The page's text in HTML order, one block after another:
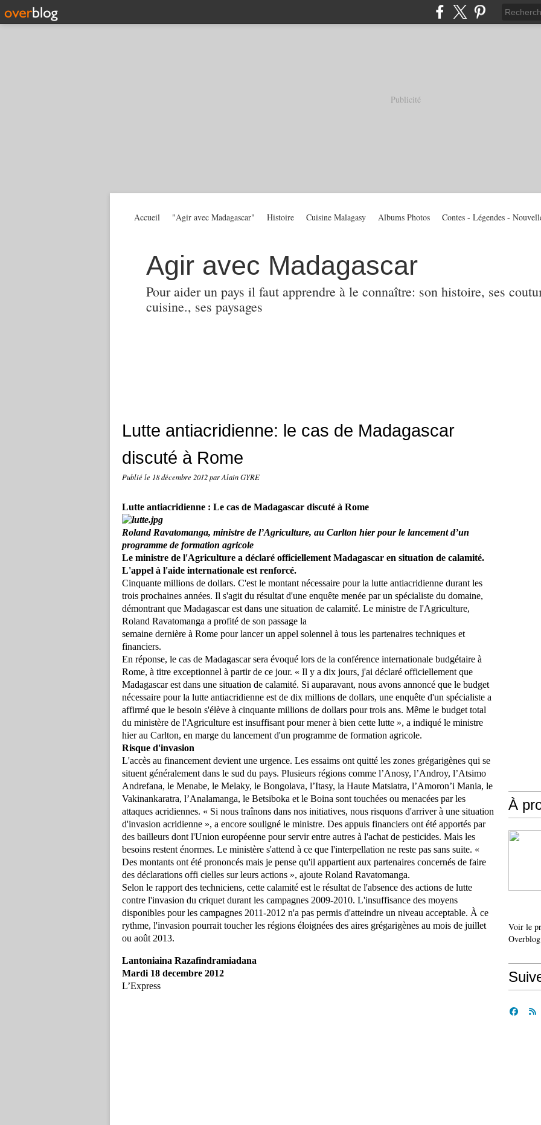
Publicité
Agir avec Madagascar
Pour aider un pays il faut apprendre à le connaître: son histoire, ses
cuisine., ses paysages
Accueil "Agir avec Madagascar" Histoire Cuisine Malagasy Albums Photos Contes - Légendes -
Lutte antiacridienne: le cas de Madagascar
discuté à Rome
Publié le 18 décembre 2012par Alain GYRE
Lutte antiacridienne : Le cas de Madagascar discuté à Rome
Roland Ravatomanga, ministre de l’Agriculture, au Carlton hier pour le lancement d’un
programme de formation agricole
Le ministre de l'Agriculture a déclaré officiellement Madagascar en situa­tion de calamité.
L'appel à l'aide internationale est renforcé.
Cinquante millions de dollars. C'est le montant nécessaire pour la lutte antiacridienne durant les
trois prochaines années. Il s'agit du résultat d'une enquête menée par un spécialiste du domaine,
démontrant que Madagascar est dans une situation de calamité. Le ministre de l'Agriculture,
Roland Ravatomanga a profité de son passage la
semaine dernière à Rome pour lancer un appel solennel à tous les partenaires techniques et
financiers.
En réponse, le cas de Madagascar sera évoqué lors de la conférence internationale budgétaire à
Rome, à titre exceptionnel à partir de ce jour. « Il y a dix jours, j'ai déclaré officiellement que
Madagascar est dans une situation de calamité. Si auparavant, nous avons annoncé que le budget
nécessaire pour la lutte antiacridienne est de dix millions de dollars, une enquête d'un spécialiste a
affirmé que le besoin s'élève à cinquante millions de dollars pour trois ans. Même le budget total
du ministère de l'Agriculture est insuffisant pour mener à bien cette lutte », a indiqué le ministre
hier au Carlton, en marge du lancement d'un programme de formation agricole.
Risque d'invasion
L'accès au financement devient une urgence. Les essaims ont quitté les zones grégarigènes qui se
situent généralement dans le sud du pays. Plusieurs régions comme l’Anosy, l’Androy, l’Atsimo
Andrefana, le Menabe, le Melaky, le Bongolava, l’Itasy, la Haute Matsiatra, l’Amoron’i Mania, le
Vakinankaratra, l’Analamanga, le Betsiboka et le Boina sont touchées ou menacées par les
attaques acridiennes. « Si nous traînons dans nos initiatives, nous risquons d'arriver à une situation
d'invasion acridienne », a encore souligné le ministre. Des appuis financiers ont été apportés par
des bailleurs dont l'Union européenne pour servir entre autres à l'achat de pesticides. Mais les
besoins restent énormes. Le ministère s'attend à ce que l'interpellation ne reste pas sans suite. «
Des montants ont été prononcés mais je pense qu'il appartient aux partenaires concernés de faire
des déclarations offi cielles sur leurs actions », ajoute Roland Ravatomanga.
Selon le rapport des techniciens, cette calamité est le résultat de l'absence des actions de lutte
contre l'invasion du criquet durant les campagnes 2009-2010. L'insuffisance des moyens
disponibles pour les campagnes 2011-2012 n'a pas permis d'atteindre un niveau acceptable. À ce
rythme, l'invasion pourrait toucher les régions éloignées des aires grégarigènes au mois de juillet
ou août 2013.
Lantoniaina Razafindramiadana
Mardi 18 decembre 2012
L’Express
À
Voir le
Overblog